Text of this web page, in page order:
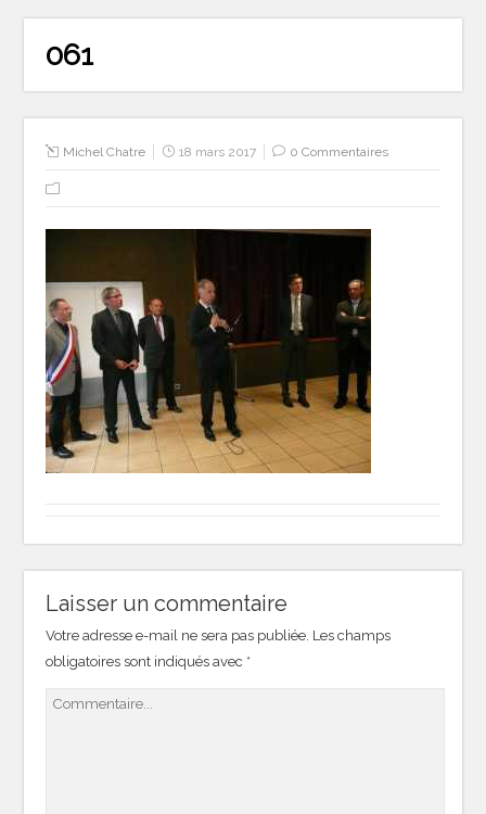
061
Michel Chatre 18 mars 2017 0 Commentaires
Laisser un commentaire
Votre adresse e-mail ne sera pas publiée. Les champs
obligatoires sont indiqués avec *